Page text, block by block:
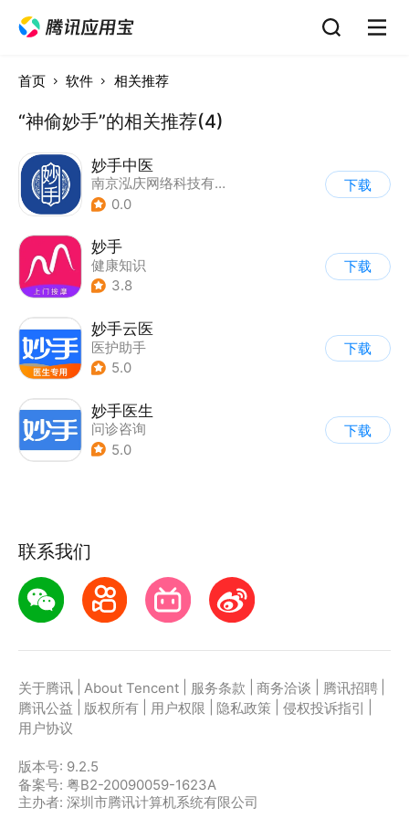
首页 软件 相关推荐
“神偷妙手”的相关推荐(4)
妙手中医
南京泓庆网络科技有限公司
0.0
下载
妙手
健康知识
3.8
下载
妙手云医
医护助手
5.0
下载
妙手医生
问诊咨询
5.0
下载
联系我们
关于腾讯 About Tencent 服务条款 商务洽谈 腾讯招聘
腾讯公益
版权所有 用户权限 隐私政策 侵权投诉指引
用户协议
版本号: 9.2.5
备案号: 粤B2-20090059-1623A
主办者: 深圳市腾讯计算机系统有限公司